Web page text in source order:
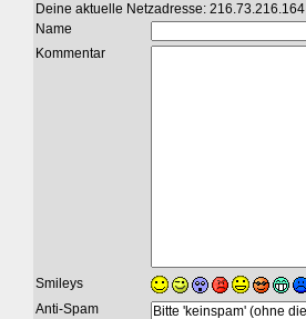
Deine aktuelle Netzadresse: 216.73.216.164
Name
Kommentar
Smileys
Anti-Spam